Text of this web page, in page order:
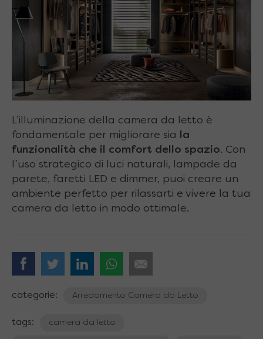
L’illuminazione della camera da letto è
fondamentale per migliorare sia
la
funzionalità che il comfort dello spazio. Con
l’uso strategico di luci naturali, lampade da
parete, faretti LED e dimmer, puoi creare un
ambiente perfetto per rilassarti e vivere la tua
camera da letto in modo ottimale.
categorie: Arredamento Camera da Letto
tags: camera da letto